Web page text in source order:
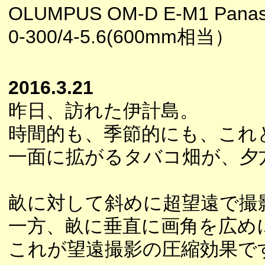
OLUMPUS OM-D E-M1
0-300/4-5.6(600mm相当）
2016.3.21
昨日、訪れた伊計島。
時間的も、季節的にも、こ
一面に拡がるタバコ畑が、
畝に対して斜めに超望遠で
一方、畝に垂直に画角を広
これが望遠撮影の圧縮効果